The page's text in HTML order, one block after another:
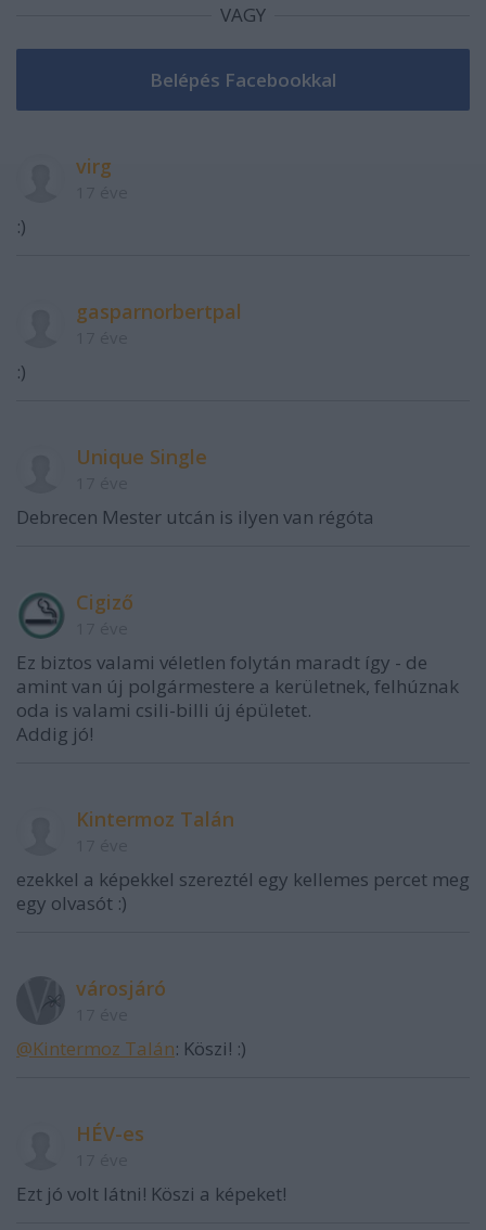
VAGY
virg
:)
gasparnorbertpal
:)
Unique Single
Debrecen Mester utcán is ilyen van régóta
Cigiző
Ez biztos valami véletlen folytán maradt így - de
amint van új polgármestere a kerületnek, felhúznak
oda is valami csili-billi új épületet.
Addig jó!
Kintermoz Talán
ezekkel a képekkel szereztél egy kellemes percet meg
egy olvasót :)
városjáró
@Kintermoz Talán: Köszi! :)
HÉV-es
Ezt jó volt látni! Köszi a képeket!